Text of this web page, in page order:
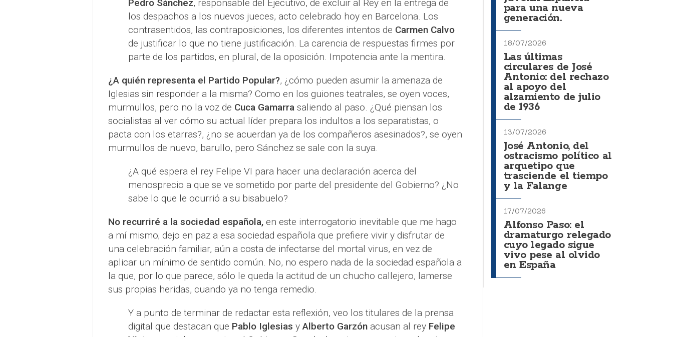
Pedro Sánchez, responsable del Ejecutivo, de excluir al Rey en la entrega de
los despachos a los nuevos jueces, acto celebrado hoy en Barcelona. Los
contrasentidos, las contraposiciones, los diferentes intentos de Carmen Calvo
de justificar lo que no tiene justificación. La carencia de respuestas firmes por
parte de los partidos, en plural, de la oposición. Impotencia ante la mentira.
¿A quién representa el Partido Popular?, ¿cómo pueden asumir la amenaza de
Iglesias sin responder a la misma? Como en los guiones teatrales, se oyen voces,
murmullos, pero no la voz de Cuca Gamarrasaliendo al paso. ¿Qué piensan los
socialistas al ver cómo su actual líder prepara los indultos a los separatistas, o
pacta con los etarras?, ¿no se acuerdan ya de los compañeros asesinados?, se oyen
murmullos de nuevo, barullo, pero Sánchez se sale con la suya.
¿A qué espera el rey Felipe VI para hacer una declaración acerca del
menosprecio a que se ve sometido por parte del presidente del Gobierno? ¿No
sabe lo que le ocurrió a su bisabuelo?
No recurriré a la sociedad española,en este interrogatorio inevitable que me hago
a mí mismo; dejo en paz a esa sociedad española que prefiere vivir y disfrutar de
una celebración familiar, aún a costa de infectarse del mortal virus, en vez de
aplicar un mínimo de sentido común. No, no espero nada de la sociedad española a
la que, por lo que parece, sólo le queda la actitud de un chucho callejero, lamerse
sus propias heridas, cuando ya no tenga remedio.
Y a punto de terminar de redactar esta reflexión, veo los titulares de la prensa
digital que destacan que Pablo Iglesias yAlberto Garzónacusan al rey Felipe
para una nueva
generación.
18/07/2026
Las últimas
circulares de José
Antonio: del rechazo
al apoyo del
alzamiento de julio
de 1936
13/07/2026
José Antonio, del
ostracismo político al
arquetipo que
trasciende el tiempo
y la Falange
17/07/2026
Alfonso Paso: el
dramaturgo relegado
cuyo legado sigue
vivo pese al olvido
en España